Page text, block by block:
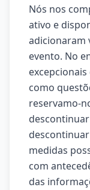
Nós nos
ativo e
adicionaram
evento. No
como
reservamo-
medidas
com
das